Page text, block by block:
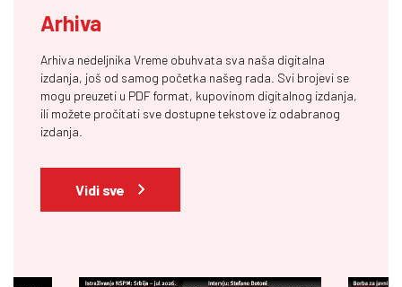
Arhiva
Arhiva nedeljnika Vreme obuhvata sva naša digitalna
izdanja, još od samog početka našeg rada. Svi brojevi se
mogu preuzeti u PDF format, kupovinom digitalnog izdanja,
ili možete pročitati sve dostupne tekstove iz odabranog
izdanja.
Vidi sve